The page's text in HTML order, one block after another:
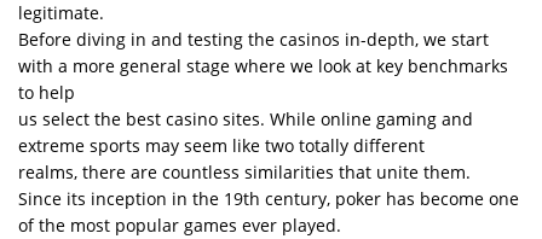
legitimate.
Before diving in and testing the casinos in-depth, we start
with a more general stage where we look at key benchmarks
to help
us select the best casino sites. While online gaming and
extreme sports may seem like two totally different
realms, there are countless similarities that unite them.
Since its inception in the 19th century, poker has become one
of the most popular games ever played.